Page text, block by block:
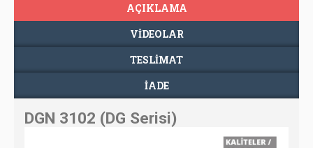
AÇIKLAMA
VIDEOLAR
TESLIMAT
İADE
DGN 3102 (DG Serisi)